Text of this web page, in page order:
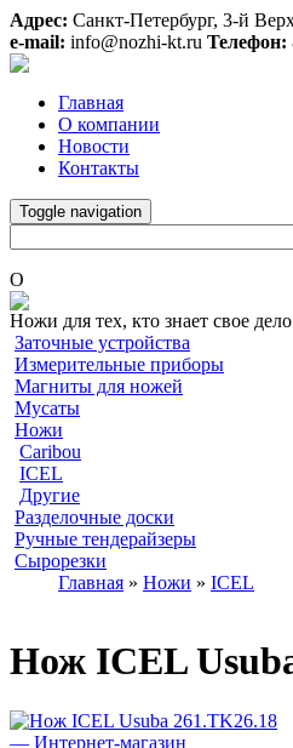
Адрес: Санкт-Петербург, 3-й
e-mail: info@nozhi-kt.ru Телефон:
Главная
О компании
Новости
Контакты
Toggle navigation
O
Ножи для тех, кто знает свое дело
Заточные устройства
Измерительные приборы
Магниты для ножей
Мусаты
Ножи
Caribou
ICEL
Другие
Разделочные доски
Ручные тендерайзеры
Сырорезки
Главная » Ножи » ICEL
Нож ICEL